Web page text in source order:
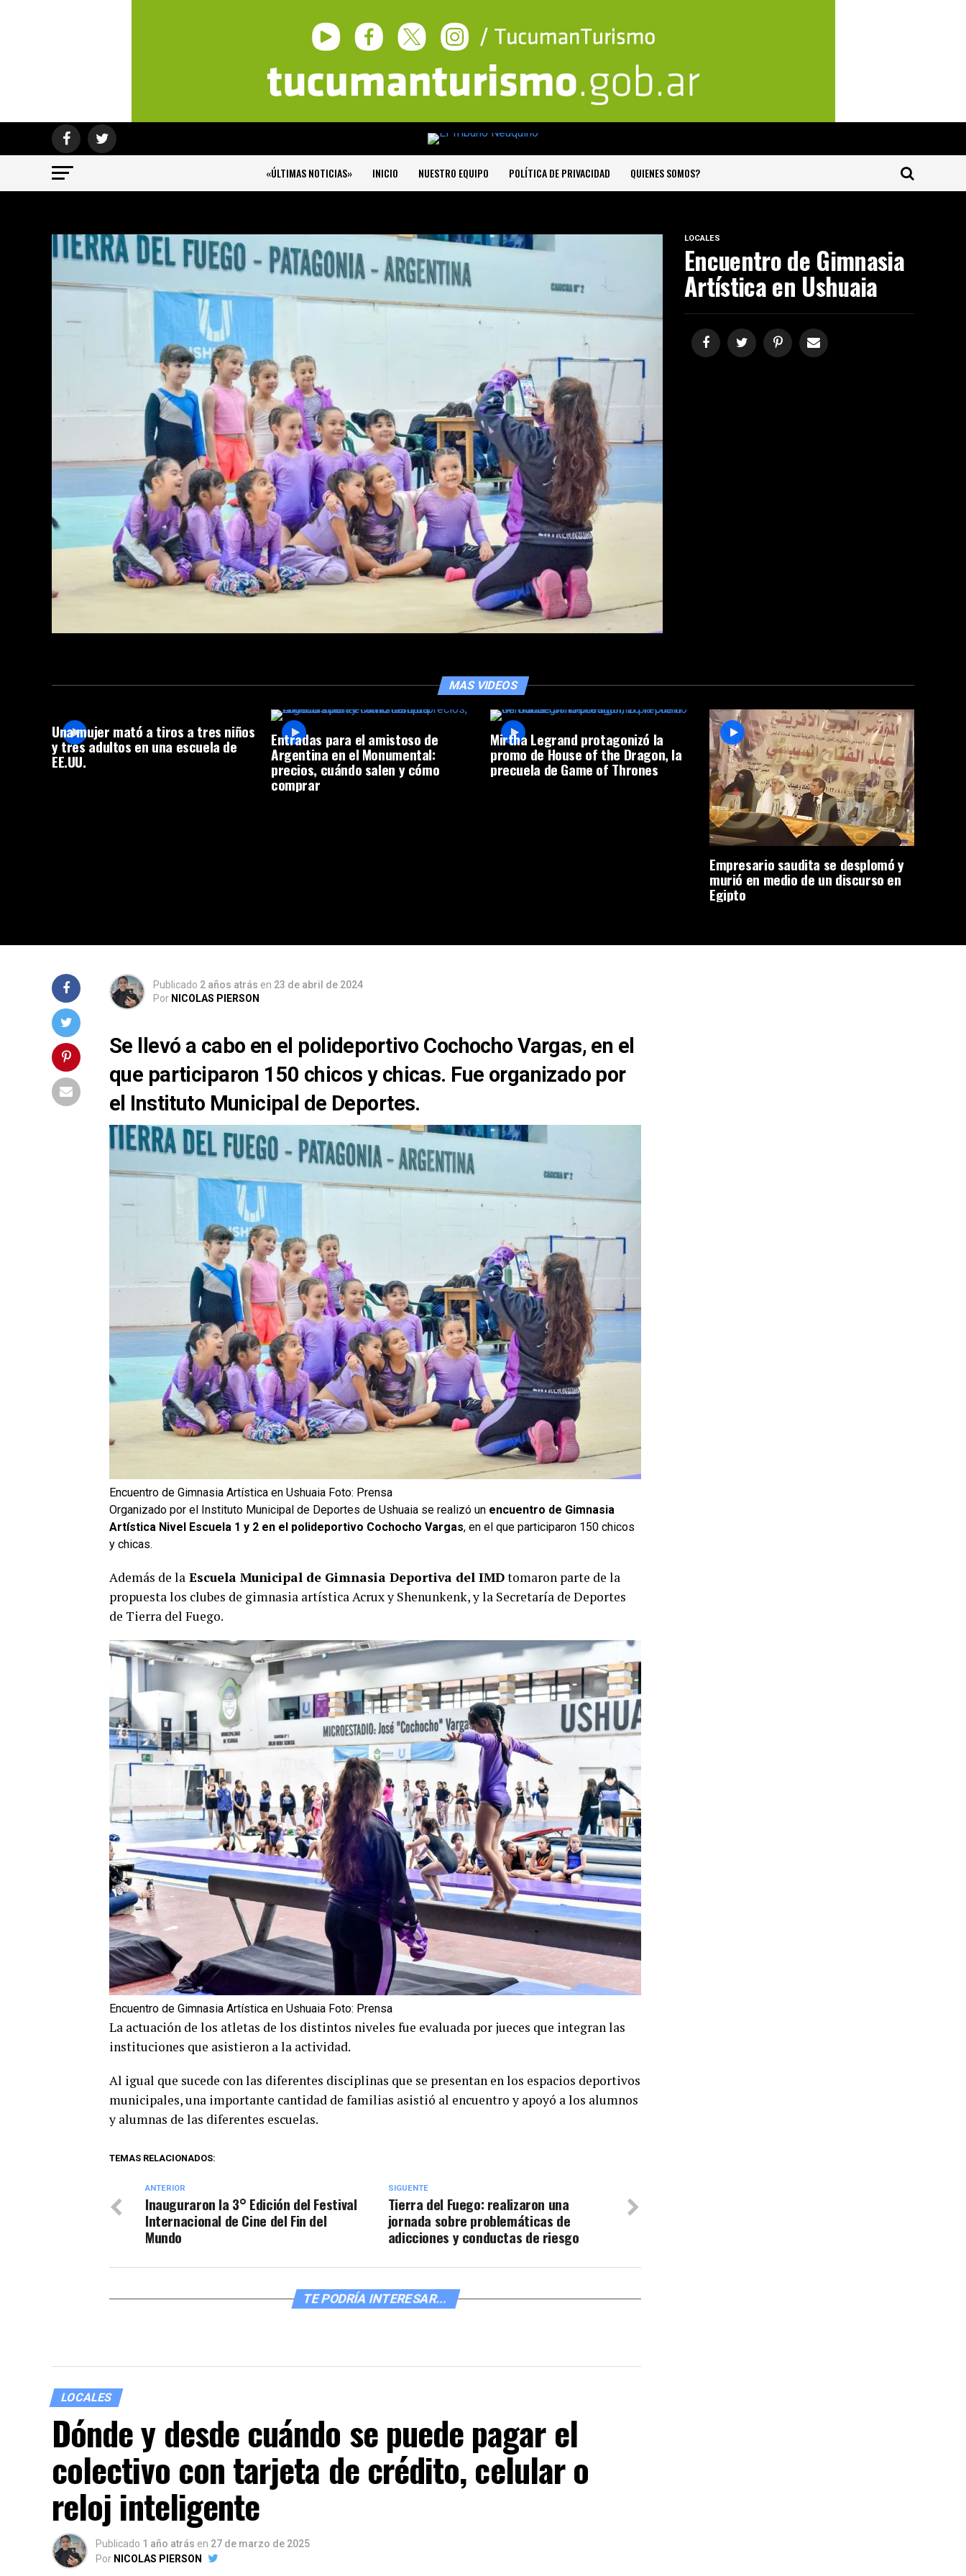
«ÚLTIMAS NOTICIAS» INICIO NUESTRO EQUIPO POLÍTICA DE PRIVACIDAD QUIENES SOMOS?
LOCALES
Encuentro de Gimnasia
Artística en Ushuaia
MAS VIDEOS
Una mujer mató a tiros a tres niños
y tres adultos en una escuela de
EE.UU.
Entradas para el amistoso de
Argentina en el Monumental:
precios, cuándo salen y cómo
comprar
Mirtha Legrand protagonizó la
promo de House of the Dragon, la
precuela de Game of Thrones
Empresario saudita se desplomó y
murió en medio de un discurso en
Egipto
Publicado 2 años atrás en 23 de abril de 2024
Por NICOLAS PIERSON
Se llevó a cabo en el polideportivo Cochocho Vargas, en el
que participaron 150 chicos y chicas. Fue organizado por
el Instituto Municipal de Deportes.
Encuentro de Gimnasia Artística en Ushuaia Foto: Prensa
Organizado por el Instituto Municipal de Deportes de Ushuaia se realizó un encuentro de Gimnasia
Artística Nivel Escuela 1 y 2 en el polideportivo Cochocho Vargas, en el que participaron 150 chicos
y chicas.
Además de la Escuela Municipal de Gimnasia Deportiva del IMDtomaron parte de la
propuesta los clubes de gimnasia artística Acrux y Shenunkenk, y la Secretaría de Deportes
de Tierra del Fuego.
Encuentro de Gimnasia Artística en Ushuaia Foto: Prensa
La actuación de los atletas de los distintos niveles fue evaluada por jueces que integran las
instituciones que asistieron a la actividad.
Al igual que sucede con las diferentes disciplinas que se presentan en los espacios deportivos
municipales, una importante cantidad de familias asistió al encuentro y apoyó a los alumnos
y alumnas de las diferentes escuelas.
TEMAS RELACIONADOS:
SIGUENTE
Tierra del Fuego: realizaron una
jornada sobre problemáticas de
adicciones y conductas de riesgo
ANTERIOR
Inauguraron la 3° Edición del Festival
Internacional de Cine del Fin del
Mundo
TE PODRÍA INTERESAR...
LOCALES
Dónde y desde cuándo se puede pagar el
colectivo con tarjeta de crédito, celular o
reloj inteligente
Publicado 1 año atrás en 27 de marzo de 2025
Por NICOLAS PIERSON